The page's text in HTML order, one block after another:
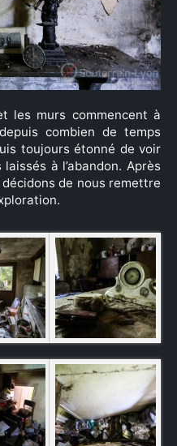
les murs commencent à
combien de temps
toujours étonné de voir
à l’abandon. Après
de nous remettre